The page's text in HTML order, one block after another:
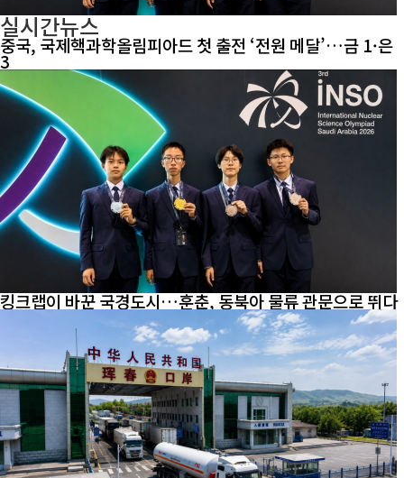
실시간뉴스
중국, 국제핵과학올림피아드 첫 출전 ‘전원 메달’…금 1·은
3
킹크랩이 바꾼 국경도시…훈춘, 동북아 물류 관문으로 뛰다